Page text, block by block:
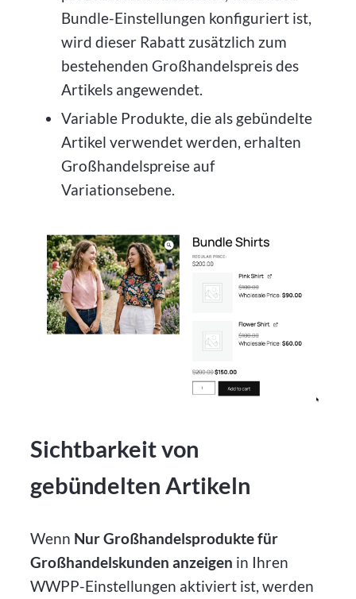
Bundle-Einstellungen konfiguriert ist,
wird dieser Rabatt zusätzlich zum
bestehenden Großhandelspreis des
Artikels angewendet.
Variable Produkte, die als gebündelte
Artikel verwendet werden, erhalten
Großhandelspreise auf
Variationsebene.
Sichtbarkeit von
gebündelten Artikeln
Wenn Nur Großhandelsprodukte für
Großhandelskunden anzeigen in Ihren
WWPP-Einstellungen aktiviert ist, werden